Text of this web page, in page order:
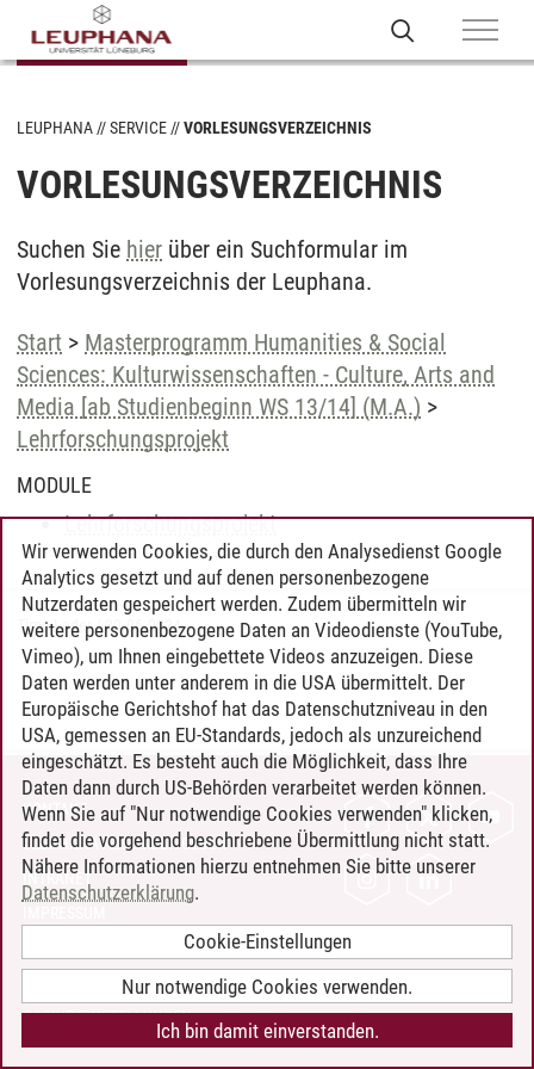
LEUPHANA SERVICE VORLESUNGSVERZEICHNIS
VORLESUNGSVERZEICHNIS
Suchen Sie hier über ein Suchformular im
Vorlesungsverzeichnis der Leuphana.
Start > Masterprogramm Humanities & Social
Sciences: Kulturwissenschaften - Culture, Arts and
Media [ab Studienbeginn WS 13/14] (M.A.) >
Lehrforschungsprojekt
MODULE
Lehrforschungsprojekt
Timo Leder/30.06.2024
KONTAKT
LEUPHANA ALS ARBEITGEBER
INTRANET
BARRIEREFREIHEIT
COOKIE-EINSTELLUNGEN
Wir verwenden Cookies, die durch den Analysedienst Google
Analytics gesetzt und auf denen personenbezogene
Nutzerdaten gespeichert werden. Zudem übermitteln wir
weitere personenbezogene Daten an Videodienste (YouTube,
Vimeo), um Ihnen eingebettete Videos anzuzeigen. Diese
Daten werden unter anderem in die USA übermittelt. Der
Europäische Gerichtshof hat das Datenschutzniveau in den
USA, gemessen an EU-Standards, jedoch als unzureichend
eingeschätzt. Es besteht auch die Möglichkeit, dass Ihre
Daten dann durch US-Behörden verarbeitet werden können.
Wenn Sie auf "Nur notwendige Cookies verwenden" klicken,
findet die vorgehend beschriebene Übermittlung nicht statt.
Nähere Informationen hierzu entnehmen Sie bitte unserer
Datenschutzerklärung.
Cookie-Einstellungen
Nur notwendige Cookies verwenden.
Ich bin damit einverstanden.